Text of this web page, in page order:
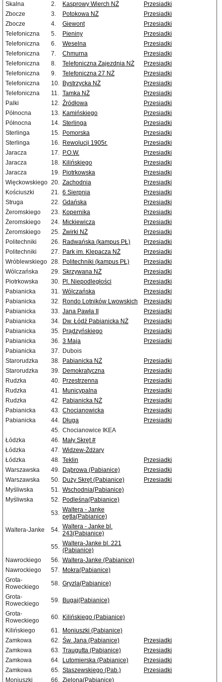
Skalna
2. Kasprowy Wierch NŻ
Przesiadki
Zbocze
3. Potokowa NŻ
Przesiadki
Zbocze
4. Giewont
Przesiadki
Telefoniczna
5. Pieniny
Przesiadki
Telefoniczna
6. Weselna
Przesiadki
Telefoniczna
7. Chmurna
Przesiadki
Telefoniczna
8. Telefoniczna Zajezdnia NŻ
Przesiadki
Telefoniczna
9. Telefoniczna 27 NŻ
Przesiadki
Telefoniczna
10. Bystrzycka NŻ
Przesiadki
Telefoniczna
11. Tamka NŻ
Przesiadki
Palki
12. Źródłowa
Przesiadki
Północna
13. Kamińskiego
Przesiadki
Północna
14. Sterlinga
Przesiadki
Sterlinga
15. Pomorska
Przesiadki
Sterlinga
16. Rewolucji 1905r.
Przesiadki
Jaracza
17. P.O.W.
Przesiadki
Jaracza
18. Kilińskiego
Przesiadki
Jaracza
19. Piotrkowska
Przesiadki
Więckowskiego 20. Zachodnia
Przesiadki
Kościuszki
21. 6 Sierpnia
Przesiadki
Struga
22. Gdańska
Przesiadki
Żeromskiego
23. Kopernika
Przesiadki
Żeromskiego
24. Mickiewicza
Przesiadki
Żeromskiego
25. Żwirki NŻ
Przesiadki
Politechniki
26. Radwańska (kampus PŁ)
Przesiadki
Politechniki
27. Park im. Klepacza NŻ
Przesiadki
Wróblewskiego 28. Politechniki (kampus PŁ)
Przesiadki
Wólczańska
29. Skrzywana NŻ
Przesiadki
Piotrkowska
30. Pl. Niepodległości
Przesiadki
Pabianicka
31. Wólczańska
Przesiadki
Pabianicka
32. Rondo Lotników Lwowskich
Przesiadki
Pabianicka
33. Jana Pawła II
Przesiadki
Pabianicka
34. Dw. Łódź Pabianicka NŻ
Przesiadki
Pabianicka
35. Prądzyńskiego
Przesiadki
Pabianicka
36. 3 Maja
Przesiadki
Pabianicka
37. Dubois
Starorudzka
38. Pabianicka NŻ
Przesiadki
Starorudzka
39. Demokratyczna
Przesiadki
Rudzka
40. Przestrzenna
Przesiadki
Rudzka
41. Municypalna
Przesiadki
Rudzka
42. Pabianicka NŻ
Przesiadki
Pabianicka
43. Chocianowicka
Przesiadki
Pabianicka
44. Długa
Przesiadki
45. Chocianowice IKEA
Łódzka
46. Mały Skręt #
Łódzka
47. Widzew-Żdżary
Łódzka
48. Teklin
Przesiadki
Warszawska
49. Dąbrowa (Pabianice)
Przesiadki
Warszawska
50. Duży Skręt (Pabianice)
Przesiadki
Myśliwska
51. Wschodnia(Pabianice)
Myśliwska
52. Podleśna(Pabianice)
53. Waltera - Janke
pętla(Pabianice)
Waltera-Janke
54. Waltera - Janke bl.
243(Pabianice)
55. Waltera-Janke bl. 221
(Pabianice)
Nawrockiego
56. Waltera-Janke (Pabianice)
Nawrockiego
57. Mokra(Pabianice)
Grota-
Roweckiego
58. Gryzla(Pabianice)
Grota-
Roweckiego
59. Bugaj(Pabianice)
Grota-
Roweckiego
60. Kilińskiego (Pabianice)
Kilińskiego
61. Moniuszki (Pabianice)
Zamkowa
62. Św. Jana (Pabianice)
Przesiadki
Zamkowa
63. Traugutta (Pabianice)
Przesiadki
Zamkowa
64. Lutomierska (Pabianice)
Przesiadki
Zamkowa
65. Staszewskiego (Pab.)
Przesiadki
Moniuszki
66. Zielona(Pabianice)